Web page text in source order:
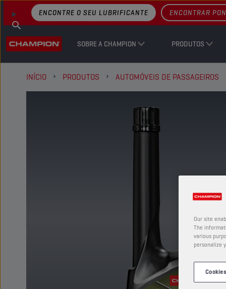
SOBRE A CHAMPION PRODUTOS
ENCONTRE O SEU LUBRIFICANTE ENCONTRAR
INÍCIO PRODUTOS AUTOMÓVEIS DE PASSAGEIROS
Our site
The
various
personalize